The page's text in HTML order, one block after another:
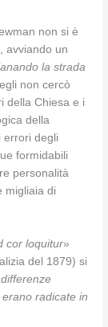
non si è
avviando un
la strada
non cercò
della Chiesa e i
della
errori degli
formidabili
personalità
migliaia di
cor loquitur»
del 1879) si
radicate in